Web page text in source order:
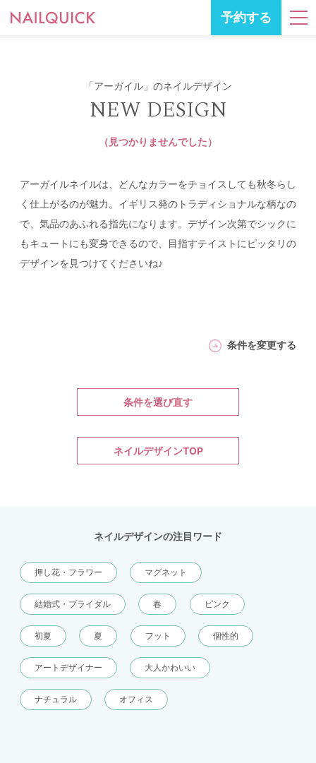
予約する
「アーガイル」のネイルデザイン
NEW DESIGN
（見つかりませんでした）
アーガイルネイルは、どんなカラーをチョイスしても秋冬らし
く仕上がるのが魅力。イギリス発のトラディショナルな柄なの
で、気品のあふれる指先になります。デザイン次第でシックに
もキュートにも変身できるので、目指すテイストにピッタリの
デザインを見つけてくださいね♪
条件を変更する
条件を選び直す
ネイルデザインTOP
ネイルデザインの注目ワード
押し花・フラワー マグネット
結婚式・ブライダル 春 ピンク
初夏 夏 フット 個性的
アートデザイナー 大人かわいい
ナチュラル オフィス